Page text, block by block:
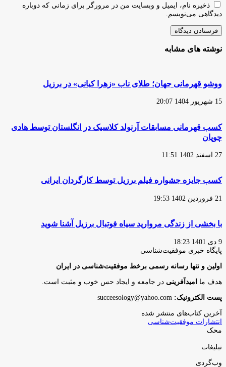
ذخیره نام، ایمیل و وبسایت من در مرورگر برای زمانی که دوباره
دیدگاهی می‌نویسم.
نوشته های مشابه
ووشو قهرمانی جهان؛ طلای ناب «زهرا کیانی» در برزیل
15 شهریور 1404 20:07
کسب قهرمانی مسابقات آرنولد کلاسیک در انگلستان توسط هادی
چوپان
27 اسفند 1402 11:51
کسب جایزه جشواره فیلم برزیل توسط کارگردان ایرانی
21 فروردین 1402 19:53
با بخشی از زندگی مروارید سیاه فوتبال برزیل آشنا شوید
9 دی 1401 18:23
پایگاه‌ خبری موفقیت‌شناسی
اولین و تنها رسانه رسمی برخط موفقیت‌شناسی در ایران
هدف ما امیدآفرینی در جامعه و ایجاد حس خوب و مثبت است.
پست الکترونیک:
آخرین کتاب‌های منتشر شده
انتشارات موفقیت‌شناسی
محک
تبلیغات
وب‌گردی